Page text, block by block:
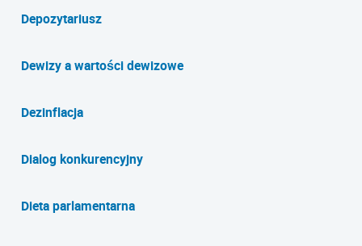
Depozytariusz
Dewizy a wartości dewizowe
Dezinflacja
Dialog konkurencyjny
Dieta parlamentarna